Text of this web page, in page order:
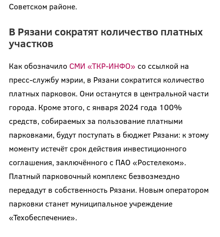
Советском районе.
В Рязани сократят количество платных
участков
Как обозначило СМИ «ТКР-ИНФО» со ссылкой на
пресс-службу мэрии, в Рязани сократится количество
платных парковок. Они останутся в центральной части
города. Кроме этого, с января 2024 года 100%
средств, собираемых за пользование платными
парковками, будут поступать в бюджет Рязани: к этому
моменту истечёт срок действия инвестиционного
соглашения, заключённого с ПАО «Ростелеком».
Платный парковочный комплекс безвозмездно
передадут в собственность Рязани. Новым оператором
парковки станет муниципальное учреждение
«Техобеспечение».